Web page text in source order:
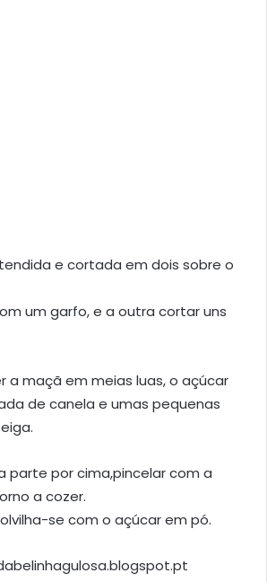
e cortada em dois sobre o
um garfo, e a outra cortar uns
a maçã em meias luas, o açúcar
de canela e umas pequenas
parte por cima,pincelar com a
a cozer.
se com o açúcar em pó.